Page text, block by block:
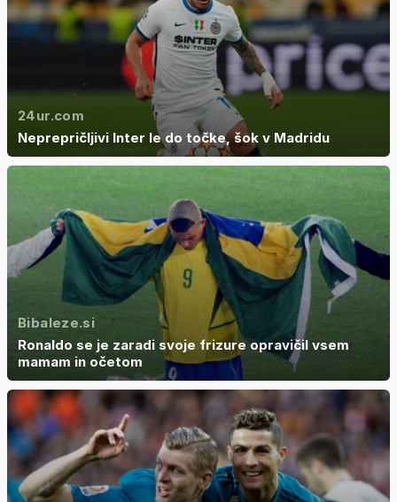
24ur.com
Neprepričljivi Inter le do točke, šok v Madridu
Bibaleze.si
Ronaldo se je zaradi svoje frizure opravičil vsem
mamam in očetom